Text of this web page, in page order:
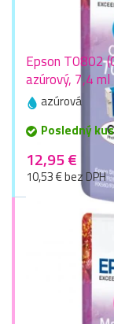
Epson T0802
azúrový, 7,4 ml
azúrová
Posledný kus
12,95 €
10,53 € bez DPH